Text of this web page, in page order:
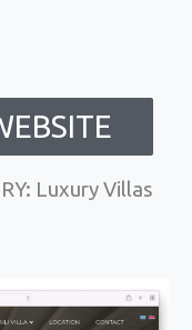
Luxury Villas